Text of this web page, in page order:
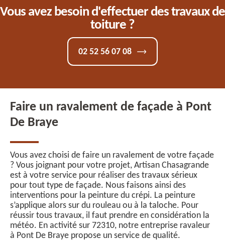
Vous avez besoin d'effectuer des travaux de
toiture ?
02 52 56 07 08
Faire un ravalement de façade à Pont
De Braye
Vous avez choisi de faire un ravalement de votre façade
? Vous joignant pour votre projet, Artisan Chasagrande
est à votre service pour réaliser des travaux sérieux
pour tout type de façade. Nous faisons ainsi des
interventions pour la peinture du crépi. La peinture
s’applique alors sur du rouleau ou à la taloche. Pour
réussir tous travaux, il faut prendre en considération la
météo. En activité sur 72310, notre entreprise ravaleur
à Pont De Braye propose un service de qualité.